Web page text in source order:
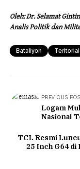
Oleh: Dr. Selamat
Analis Politik dan
Bataliyon Teritorial
PREVIOUS
Logam
Nasional
TCL Resmi
25 Inch G64